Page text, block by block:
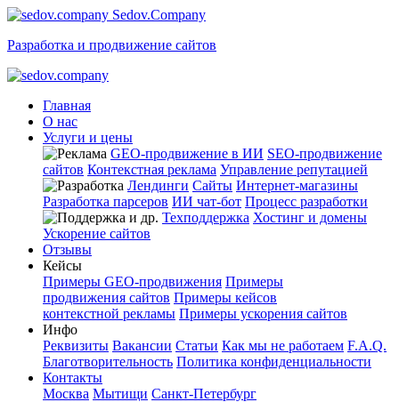
Sedov.Company
Разработка и продвижение сайтов
Главная
О нас
Услуги и цены
GEO-продвижение в ИИ SEO-продвижение
сайтов Контекстная реклама Управление репутацией
Лендинги Сайты Интернет-магазины
Разработка парсеров ИИ чат-бот Процесс разработки
Техподдержка Хостинг и домены
Ускорение сайтов
Отзывы
Кейсы
Примеры GEO-продвижения Примеры
продвижения сайтов Примеры кейсов
контекстной рекламы Примеры ускорения сайтов
Инфо
Реквизиты Вакансии Статьи Как мы не работаем F.A.Q.
Благотворительность Политика конфиденциальности
Контакты
Москва Мытищи Санкт-Петербург